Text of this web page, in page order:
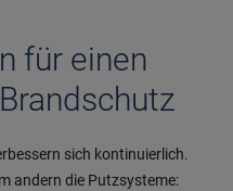
für einen
sich kontinuierlich.
andern die Putzsysteme: